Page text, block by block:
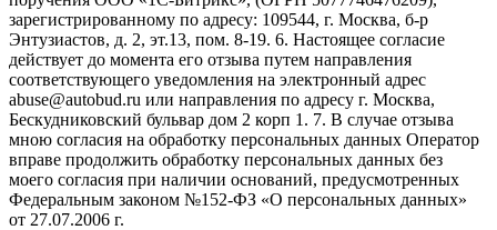
зарегистрированному по адресу: 109544, г. Москва, б-р
Энтузиастов, д. 2, эт.13, пом. 8-19. 6. Настоящее согласие
действует до момента его отзыва путем направления
соответствующего уведомления на электронный адрес
abuse@autobud.ru или направления по адресу г. Москва,
Бескудниковский бульвар дом 2 корп 1. 7. В случае отзыва
мною согласия на обработку персональных данных Оператор
вправе продолжить обработку персональных данных без
моего согласия при наличии оснований, предусмотренных
Федеральным законом №152-ФЗ «О персональных данных»
от 27.07.2006 г.